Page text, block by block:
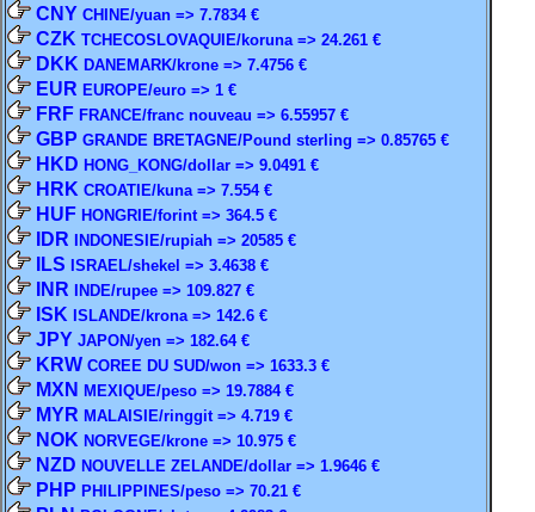
CNY CHINE/yuan => 7.7834 €
CZK TCHECOSLOVAQUIE/koruna => 24.261 €
DKK DANEMARK/krone => 7.4756 €
EUR EUROPE/euro => 1 €
FRF FRANCE/franc nouveau => 6.55957 €
GBP GRANDE BRETAGNE/Pound sterling => 0.85765 €
HKD HONG_KONG/dollar => 9.0491 €
HRK CROATIE/kuna => 7.554 €
HUF HONGRIE/forint => 364.5 €
IDR INDONESIE/rupiah => 20585 €
ILS ISRAEL/shekel => 3.4638 €
INR INDE/rupee => 109.827 €
ISK ISLANDE/krona => 142.6 €
JPY JAPON/yen => 182.64 €
KRW COREE DU SUD/won => 1633.3 €
MXN MEXIQUE/peso => 19.7884 €
MYR MALAISIE/ringgit => 4.719 €
NOK NORVEGE/krone => 10.975 €
NZD NOUVELLE ZELANDE/dollar => 1.9646 €
PHP PHILIPPINES/peso => 70.21 €